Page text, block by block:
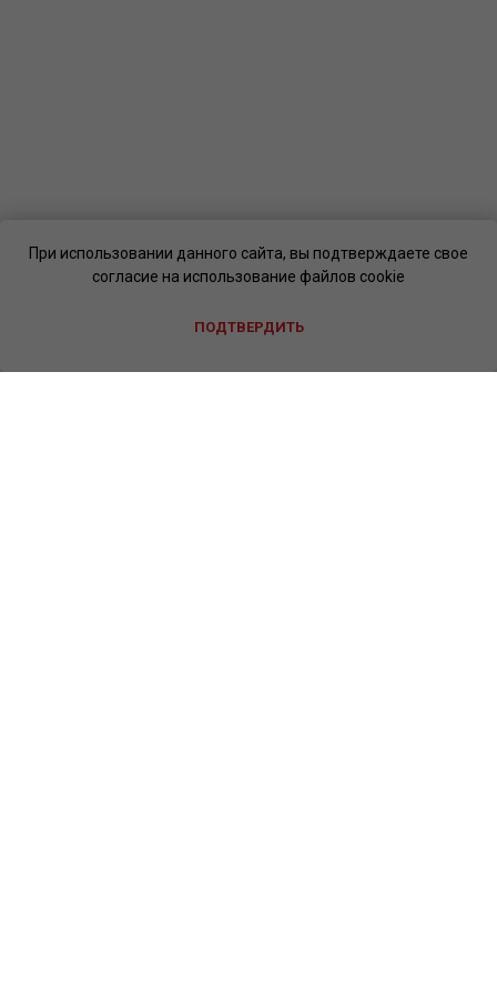
При использовании данного сайта, вы подтверждаете свое
согласие на использование файлов cookie
ПОДТВЕРДИТЬ